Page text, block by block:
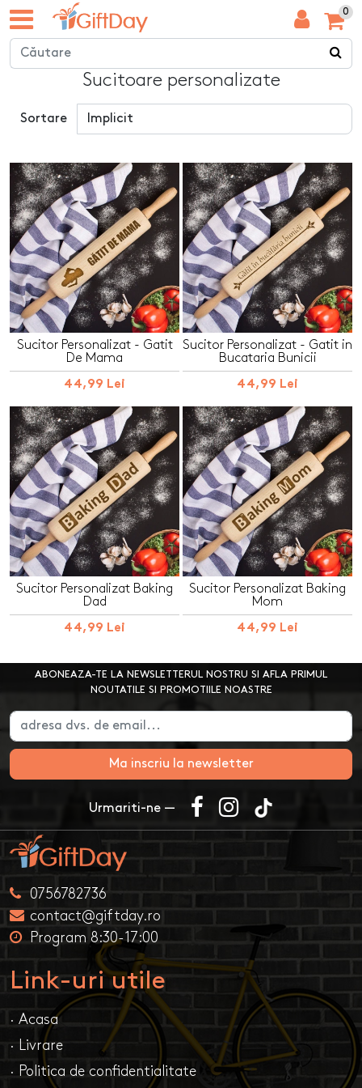
0
Sucitoare personalizate
Sortare
Sucitor Personalizat - Gatit
De Mama
44,99 Lei
Sucitor Personalizat - Gatit in
Bucataria Bunicii
44,99 Lei
Sucitor Personalizat Baking
Dad
44,99 Lei
Sucitor Personalizat Baking
Mom
44,99 Lei
ABONEAZA-TE LA NEWSLETTERUL NOSTRU SI AFLA PRIMUL
NOUTATILE SI PROMOTIILE NOASTRE
Ma inscriu la newsletter
Urmariti-ne —
0756782736
contact@giftday.ro
Program 8:30-17:00
Link-uri utile
· Acasa
· Livrare
· Politica de confidentialitate